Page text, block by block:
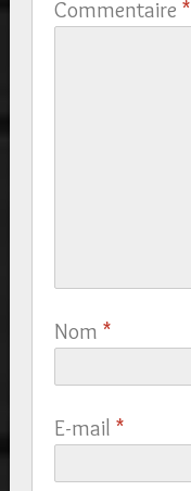
Commentaire *
Nom *
E-mail *